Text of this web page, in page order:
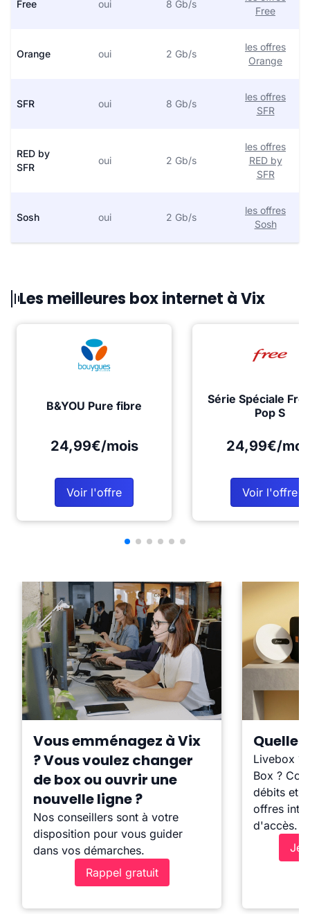
Free oui 8 Gb/s
Free
Orange oui 2 Gb/s
les offres
Orange
SFR oui 8 Gb/s
les offres
SFR
RED by
SFR
oui 2 Gb/s
les offres
RED by
SFR
Sosh oui 2 Gb/s
les offres
Sosh
Les meilleures box internet à Vix
B&YOU Pure fibre
24,99€/mois
Voir l'offre
Série Spéciale
Pop S
24,99€/
Voir l'offre
Vous emménagez à Vix
? Vous voulez changer
de box ou ouvrir une
nouvelle ligne ?
Nos conseillers sont à votre
disposition pour vous guider
dans vos démarches.
Rappel gratuit
Quelle
Livebox ?
Box ?
débits et
offres
d'accès.
Je